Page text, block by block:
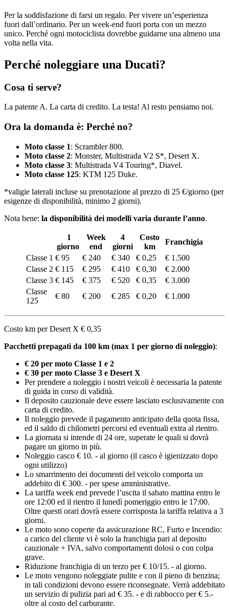
Per la soddisfazione di farsi un regalo. Per vivere un’esperienza
fuori dall’ordinario. Per un week-end fuori porta con un mezzo
unico. Perché ogni motociclista dovrebbe guidarne una almeno una
volta nella vita.
Perché noleggiare una Ducati?
Cosa ti serve?
La patente A. La carta di credito. La testa! Al resto pensiamo noi.
Ora la domanda è: Perché no?
Moto classe 1: Scrambler 800.
Moto classe 2: Monster, Multistrada V2 S*, Desert X.
Moto classe 3: Multistrada V4 Touring*, Diavel.
Moto classe 125: KTM 125 Duke.
*valigie laterali incluse su prenotazione al prezzo di 25 €/giorno (per
esigenze di disponibilità, minimo 2 giorni).
Nota bene: la disponibilità dei modelli varia durante l’anno.
1
giorno
Week
end
4
giorni
Costo
km
Franchigia
Classe 1 € 95 € 240 € 340 € 0,25
€ 1.500
Classe 2 € 115 € 295 € 410 € 0,30
€ 2.000
Classe 3 € 145 € 375 € 520 € 0,35
€ 3.000
Classe
125
€ 80 € 200 € 285 € 0,20 € 1.000
Costo km per Desert X € 0,35
Pacchetti prepagati da 100 km (max 1 per giorno di noleggio):
€ 20 per moto Classe 1 e 2
€ 30 per moto Classe 3 e Desert X
Per prendere a noleggio i nostri veicoli è necessaria la patente
di guida in corso di validità.
Il deposito cauzionale deve essere lasciato esclusivamente con
carta di credito.
Il noleggio prevede il pagamento anticipato della quota fissa,
ed il saldo di chilometri percorsi ed eventuali extra al rientro.
La giornata si intende di 24 ore, superate le quali si dovrà
pagare un giorno in più.
Noleggio casco € 10. - al giorno (il casco è igienizzato dopo
ogni utilizzo)
Lo smarrimento dei documenti del veicolo comporta un
addebito di € 300. - per spese amministrative.
La tariffa week end prevede l’uscita il sabato mattina entro le
ore 12:00 ed il rientro il lunedì pomeriggio entro le 17:00.
Oltre questi orari dovrà essere corrisposta la tariffa relativa a 3
giorni.
Le moto sono coperte da assicurazione RC, Furto e Incendio:
a carico del cliente vi è solo la franchigia pari al deposito
cauzionale + IVA, salvo comportamenti dolosi o con colpa
grave.
Riduzione franchigia di un terzo per € 10/15. - al giorno.
Le moto vengono noleggiate pulite e con il pieno di benzina;
in tali condizioni devono essere riconsegnate. Verrà addebitato
un servizio di pulizia pari ad € 35. - e di rabbocco per € 5.-
oltre al costo del carburante.